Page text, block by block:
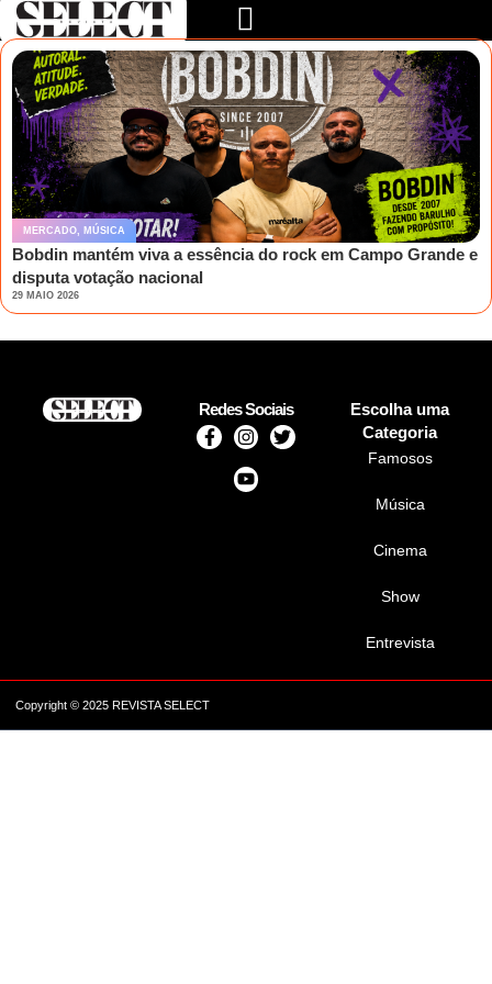
MERCADO, MÚSICA
Bobdin mantém viva a essência do rock em Campo Grande e
disputa votação nacional
29 MAIO 2026
Redes Sociais
Escolha uma
Categoria
Famosos
Música
Cinema
Show
Entrevista
Copyright © 2025 REVISTA SELECT